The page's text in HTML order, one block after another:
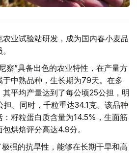
业试验站研发，成为国内春小麦品
察”具备出色的农业特性，在产量方
中熟品种，生长期为79天。在多
平均产量达到了每公顷25公担，明
担。同时，千粒重达34.1克。该品种
籽粒蛋白质含量为14.5%，生面筋
烘焙评分高达4.9分。
强的抗旱性，能够在长期干旱和高